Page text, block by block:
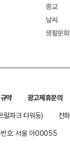
종교
날씨
생활문
약
광고제휴문의
럴파크 타워동)
전
번호: 서울 아00055